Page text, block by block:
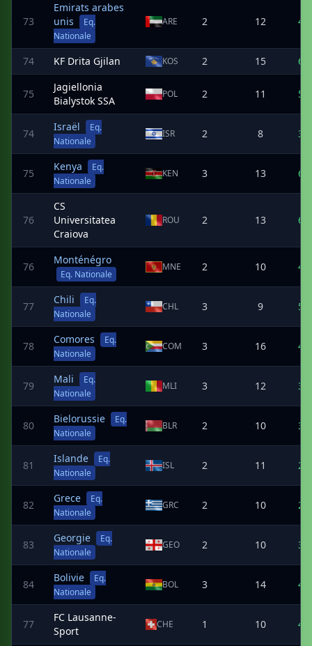
73
Emirats arabes
unis
Eq.
Nationale
ARE 2 12 4
74 KF Drita Gjilan KOS 2 15 6
75
Jagiellonia
Bialystok SSA
POL 2 11 5
74
Israël
Eq.
Nationale
ISR 2 8 3
75
Kenya
Eq.
Nationale
KEN 3 13 6
76
CS
Universitatea
Craiova
ROU 2 13 6
76
Monténégro
Eq. Nationale
MNE 2 10 4
77
Chili
Eq.
Nationale
CHL 3 9 5
78
Comores
Eq.
Nationale
COM 3 16 4
79
Mali
Eq.
Nationale
MLI 3 12 3
80
Bielorussie
Eq.
Nationale
BLR 2 10 3
81
Islande
Eq.
Nationale
ISL 2 11 2
82
Grece
Eq.
Nationale
GRC 2 10 2
83
Georgie
Eq.
Nationale
GEO 2 10 3
84
Bolivie
Eq.
Nationale
BOL 3 14 4
77
FC Lausanne-
Sport
CHE 1 10 4